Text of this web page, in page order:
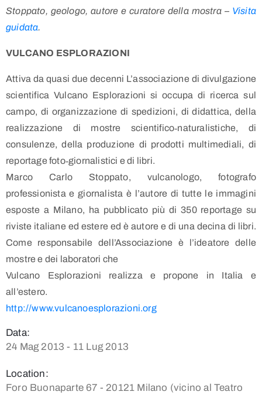
Stoppato, geologo, autore e curatore della mostra – Visita
guidata.
VULCANO ESPLORAZIONI
Attiva da quasi due decenni L’associazione di divulgazione
scientifica Vulcano Esplorazioni si occupa di ricerca sul
campo, di organizzazione di spedizioni, di didattica, della
realizzazione di mostre scientifico‐naturalistiche, di
consulenze, della produzione di prodotti multimediali, di
reportage foto‐giornalistici e di libri.
Marco Carlo Stoppato, vulcanologo, fotografo
professionista e giornalista è l’autore di tutte le immagini
esposte a Milano, ha pubblicato più di 350 reportage su
riviste italiane ed estere ed è autore e di una decina di libri.
Come responsabile dell’Associazione è l’ideatore delle
mostre e dei laboratori che
Vulcano Esplorazioni realizza e propone in Italia e
all’estero.
http://www.vulcanoesplorazioni.org
Data:
24 Mag 2013 - 11 Lug 2013
Location:
Foro Buonaparte 67 - 20121 Milano (vicino al Teatro